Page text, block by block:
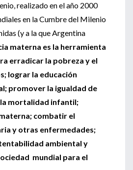
realizado en el año 2000
en la Cumbre del Milenio
(y a la que Argentina
materna es la herramienta
erradicar la pobreza y el
lograr la educación
promover la igualdad de
mortalidad infantil;
combatir el
y otras enfermedades;
ambiental y
mundial para el